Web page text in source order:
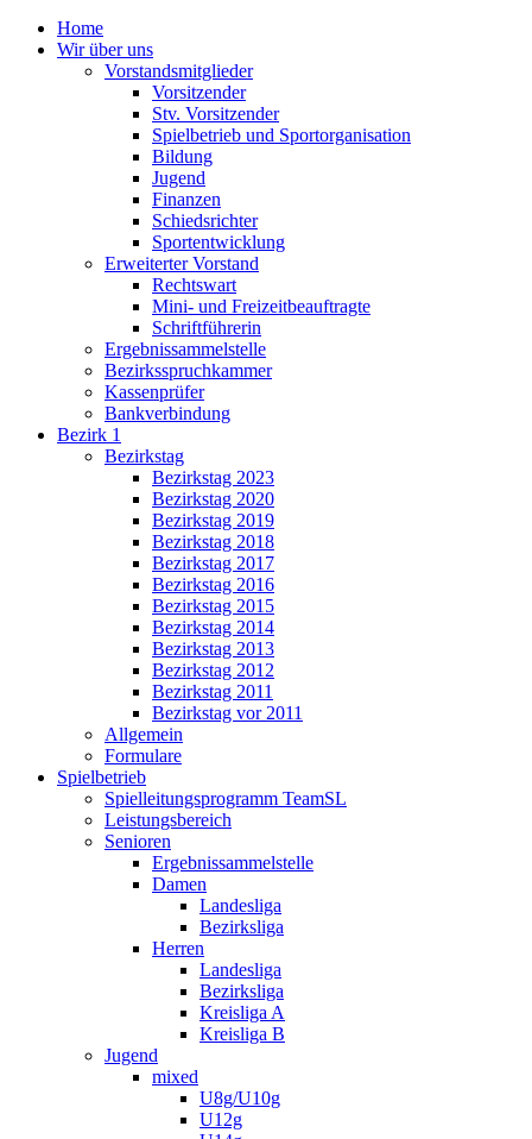
Home
Wir über uns
Vorstandsmitglieder
Vorsitzender
Stv. Vorsitzender
Spielbetrieb und Sportorganisation
Bildung
Jugend
Finanzen
Schiedsrichter
Sportentwicklung
Erweiterter Vorstand
Rechtswart
Mini- und Freizeitbeauftragte
Schriftführerin
Ergebnissammelstelle
Bezirksspruchkammer
Kassenprüfer
Bankverbindung
Bezirk 1
Bezirkstag
Bezirkstag 2023
Bezirkstag 2020
Bezirkstag 2019
Bezirkstag 2018
Bezirkstag 2017
Bezirkstag 2016
Bezirkstag 2015
Bezirkstag 2014
Bezirkstag 2013
Bezirkstag 2012
Bezirkstag 2011
Bezirkstag vor 2011
Allgemein
Formulare
Spielbetrieb
Spielleitungsprogramm TeamSL
Leistungsbereich
Senioren
Ergebnissammelstelle
Damen
Landesliga
Bezirksliga
Herren
Landesliga
Bezirksliga
Kreisliga A
Kreisliga B
Jugend
mixed
U8g/U10g
U12g